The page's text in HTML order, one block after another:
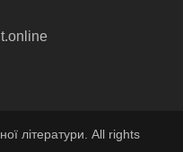
літератури. All rights